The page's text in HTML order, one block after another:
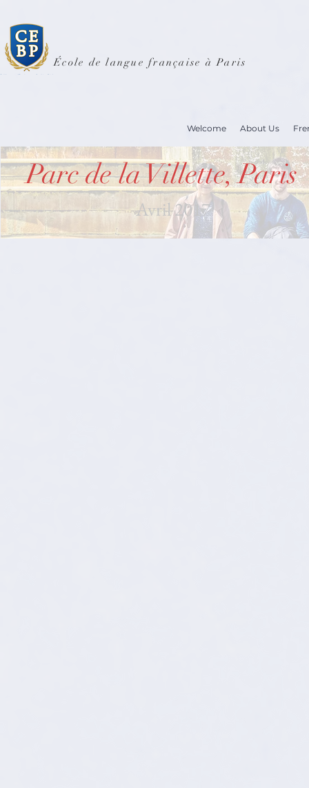
École de langue française à Paris
Welcome About Us
Parc de la Villette, Paris
Avril 2017